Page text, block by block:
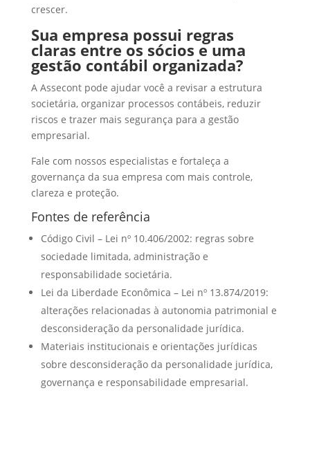
crescer.
Sua empresa possui regras
claras entre os sócios e uma
gestão contábil organizada?
A Assecont pode ajudar você a revisar a estrutura
societária, organizar processos contábeis, reduzir
riscos e trazer mais segurança para a gestão
empresarial.
Fale com nossos especialistas e fortaleça a
governança da sua empresa com mais controle,
clareza e proteção.
Fontes de referência
Código Civil – Lei nº 10.406/2002: regras sobre
sociedade limitada, administração e
responsabilidade societária.
Lei da Liberdade Econômica – Lei nº 13.874/2019:
alterações relacionadas à autonomia patrimonial e
desconsideração da personalidade jurídica.
Materiais institucionais e orientações jurídicas
sobre desconsideração da personalidade jurídica,
governança e responsabilidade empresarial.